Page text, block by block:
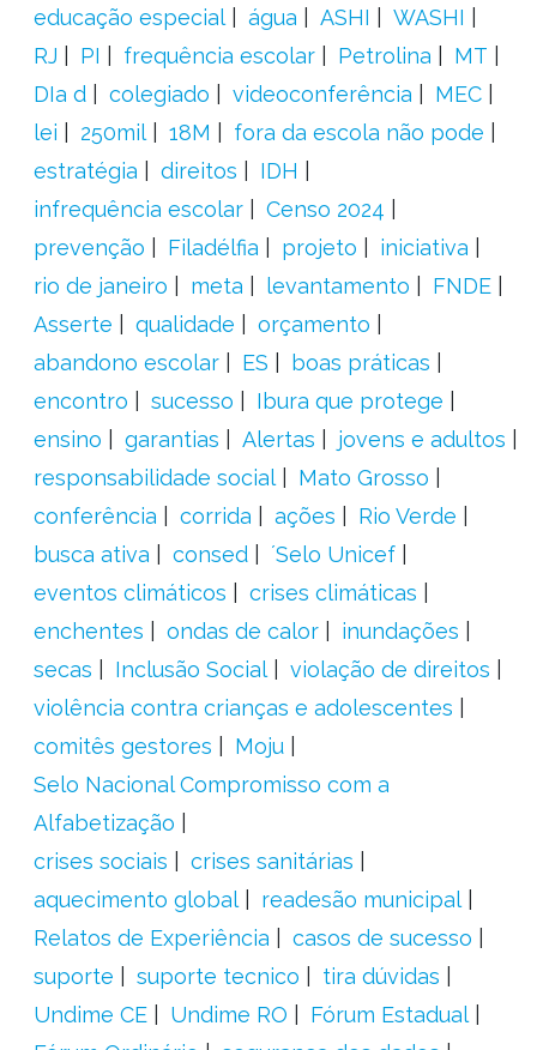
educação especial
água ASHI
WASHI
RJ
PI frequência escolar Petrolina
MT
DIa d
colegiado videoconferência
MEC
lei
250mil 18M
fora da escola não pode
estratégia
direitos
IDH
infrequência escolar
Censo 2024
prevenção
Filadélfia projeto
iniciativa
rio de janeiro
meta levantamento
FNDE
Asserte
qualidade
orçamento
abandono escolar
ES
boas práticas
encontro
sucesso
Ibura que protege
ensino
garantias Alertas
jovens e adultos
responsabilidade social
Mato Grosso
conferência
corrida ações
Rio Verde
busca ativa
consed
´Selo Unicef
eventos climáticos
crises climáticas
enchentes
ondas de calor
inundações
secas
Inclusão Social
violação de direitos
violência contra crianças e adolescentes
comitês gestores
Moju
Selo Nacional Compromisso com a
Alfabetização
crises sociais
crises sanitárias
aquecimento global
readesão municipal
Relatos de Experiência
casos de sucesso
suporte
suporte tecnico
tira dúvidas
Undime CE
Undime RO
Fórum Estadual